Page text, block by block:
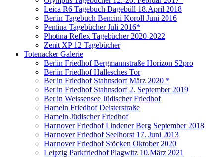
Leica R6 Tagebuch Dagebüll 18.April 2018
Berlin Tagebuch Bencini Koroll Juni 2016
Pentina Tagebücher Juli 2016*
Photina Reflex Tagebücher 2020-2022
Zenit XP 12 Tagebücher
Totenacker Galerie
Berlin Friedhof Bergmannstraße Horizon S2pro
Berlin Friedhof Hallesches Tor
Berlin Friedhof Stahnsdorf März 2020 *
Berlin Friedhof Stahnsdorf 2. September 2019
Berlin Weissensee Jüdischer Friedhof
Hameln Friedhof Deisterstraße
Hameln Jüdischer Friedhof
Hannover Friedhof Lindener Berg September 2018
Hannover Friedhof Seelhorst 17. Juni 2013
Hannover Friedhof Stöcken Oktober 2020
Leipzig Parkfriedhof Plagwitz 10.März 2021